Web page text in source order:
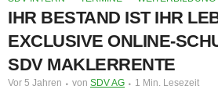
IHR BESTAND IST IHR
EXCLUSIVE ONLINE-
SDV MAKLERRENTE
Vor 5 Jahren von SDV AG 1 Min. Lesezeit